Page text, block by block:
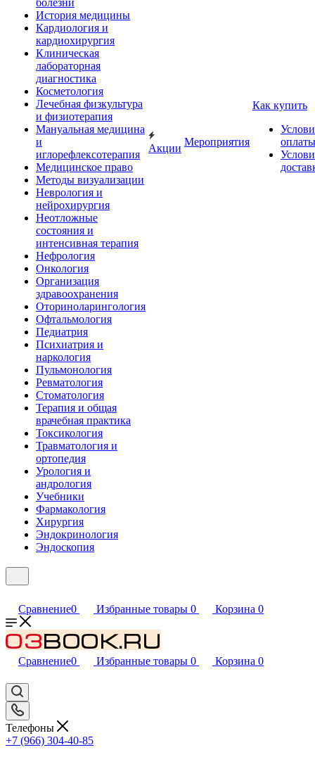
болезни
История медицины
Кардиология и
кардиохирургия
Клиническая
лабораторная
диагностика
Косметология
Лечебная физкультура
и физиотерапия
Мануальная медицина
и
иглорефлексотерапия
Медицинское право
Методы визуализации
Неврология и
нейрохирургия
Неотложные
состояния и
интенсивная терапия
Нефрология
Онкология
Организация
здравоохранения
Оториноларингология
Офтальмология
Педиатрия
Психиатрия и
наркология
Пульмонология
Ревматология
Стоматология
Терапия и общая
врачебная практика
Токсикология
Травматология и
ортопедия
Урология и
андрология
Учебники
Фармакология
Хирургия
Эндокринология
Эндоскопия
Акции
Мероприятия
Как купить
оплаты
Сравнение0 Избранные товары 0 Корзина 0
Сравнение0 Избранные товары 0 Корзина 0
Телефоны
+7 (966) 304-40-85